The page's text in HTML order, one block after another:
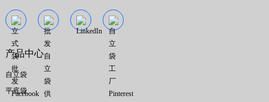
产品中心
自立袋
平底袋